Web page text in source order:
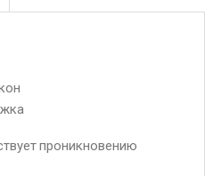
проникновению